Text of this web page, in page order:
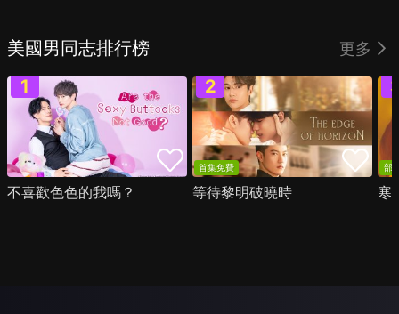
美國男同志排行榜 更多
不喜歡色色的我嗎？
首集免費
等待黎明破曉時
部
寒